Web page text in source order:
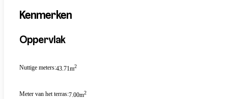
Kenmerken
Oppervlak
Nuttige meters:43.71m2
Meter van het terras:7.00m2